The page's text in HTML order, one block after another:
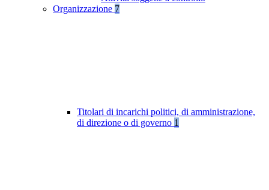
Organizzazione 7
Titolari di incarichi politici, di amministrazione,
di direzione o di governo 1